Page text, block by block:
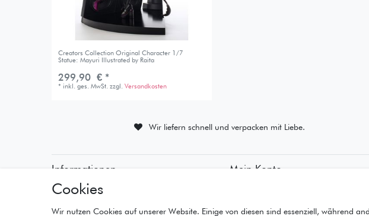
Creators Collection Original Character 1/7
Statue: Mayuri Illustrated by Raita
299,90 € *
* inkl. ges. MwSt. zzgl.Versandkosten
Wir liefern schnell und verpacken mit Liebe.
Informationen
• Zahlungsarten
• Versandinformationen
• Lieferzeiten
Mein Konto
• Warenkorb
Cookies
Wir nutzen Cookies auf unserer Website. Einige von diesen sind essenziell, während